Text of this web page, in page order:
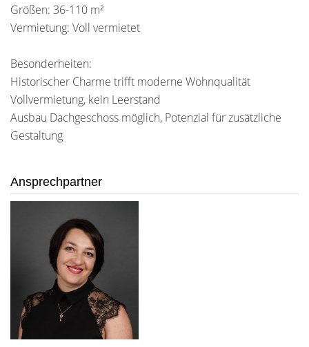
Größen: 36-110 m²
Vermietung: Voll vermietet
Besonderheiten:
Historischer Charme trifft moderne Wohnqualität
Vollvermietung, kein Leerstand
Ausbau Dachgeschoss möglich, Potenzial für zusätzliche
Gestaltung
Ansprechpartner